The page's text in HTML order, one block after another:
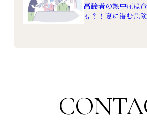
高齢者の熱中症は
も？！夏に潜む危